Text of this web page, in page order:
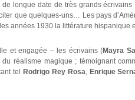
longue date de très grands
que quelques-uns… Les pays
années 1930 la littérature hispanique
et engagée – les écrivains (Mayra
réalisme magique ; témoignant
tel Rodrigo Rey Rosa, Enrique